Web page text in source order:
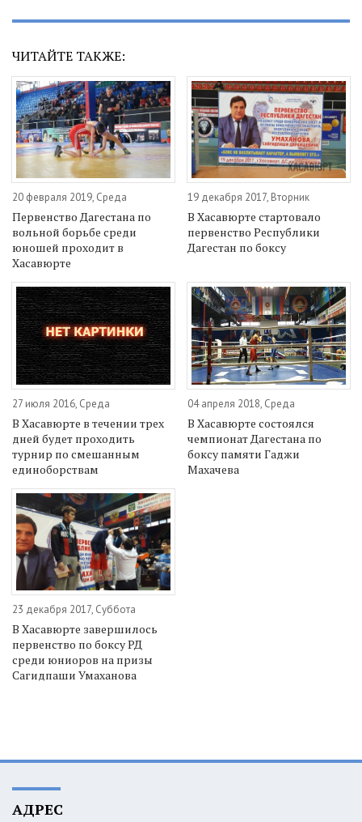
ЧИТАЙТЕ ТАКЖЕ:
20 февраля 2019, Среда
Первенство Дагестана по
вольной борьбе среди
юношей проходит в
Хасавюрте
19 декабря 2017, Вторник
В Хасавюрте стартовало
первенство Республики
Дагестан по боксу
27 июля 2016, Среда
В Хасавюрте в течении трех
дней будет проходить
турнир по смешанным
единоборствам
04 апреля 2018, Среда
В Хасавюрте состоялся
чемпионат Дагестана по
боксу памяти Гаджи
Махачева
23 декабря 2017, Суббота
В Хасавюрте завершилось
первенство по боксу РД
среди юниоров на призы
Сагидпаши Умаханова
АДРЕС